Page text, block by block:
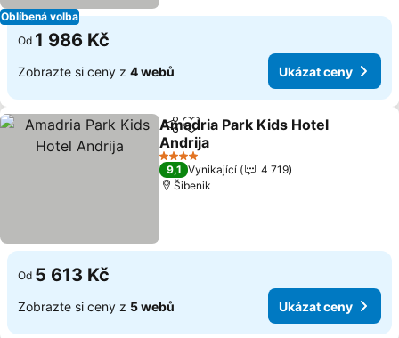
Oblíbená volba
Od 1 986 Kč
Zobrazte si ceny z 4 webů Ukázat ceny
SdíletPřidat na seznam oblíbených
Amadria Park Kids Hotel
Andrija
4 Počet hvězdiček
9,1 Vynikající
4 719
Šibenik
Od 5 613 Kč
Zobrazte si ceny z 5 webů Ukázat ceny